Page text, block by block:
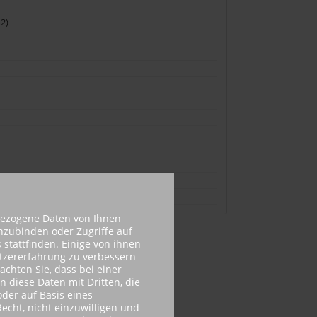
Daten von Ihnen
oder Zugriffe auf
stattfinden. Einige von ihnen
zu verbessern
Sie, dass bei einer
diese Daten mit Dritten, die
auf Basis eines
nicht einzuwilligen und